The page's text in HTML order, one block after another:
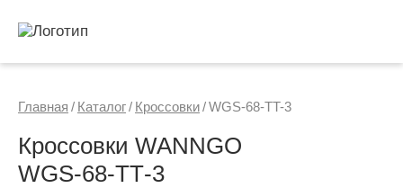
Главная / Каталог/ Кроссовки/WGS-68-TT-3
Кроссовки WANNGO
WGS‑68‑TT‑3